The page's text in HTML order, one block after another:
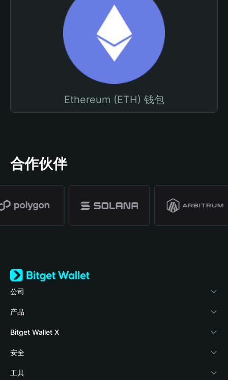
Ethereum (ETH) 钱包
合作伙伴
公司
关于 Bitget Wallet
博客
学院
加密资讯
产品
加密卡
稳定币理财
Payfi Crypto
Bitget Wallet X
开发者文档
接入钱包
安全
风险保障基金
工具